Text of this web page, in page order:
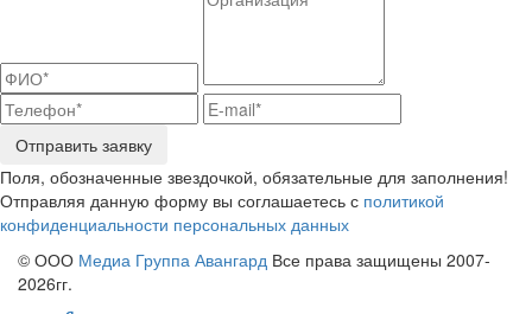
Отправить заявку
Поля, обозначенные звездочкой, обязательные для заполнения!
Отправляя данную форму вы соглашаетесь с политикой
конфиденциальности персональных данных
© ООО Медиа Группа Авангард Все права защищены 2007-
2026гг.